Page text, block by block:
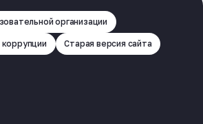
организации
Старая версия сайта